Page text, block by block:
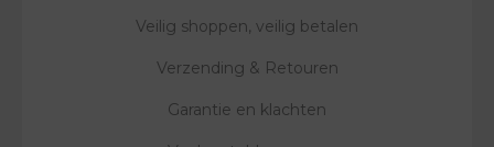
Veilig shoppen, veilig betalen
Verzending & Retouren
Garantie en klachten